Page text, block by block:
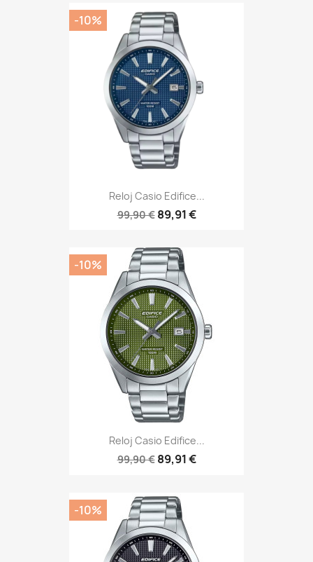
Reloj Casio Edifice...
99,90 € 89,91 €
-10%
Reloj Casio Edifice...
99,90 € 89,91 €
-10%
-10%